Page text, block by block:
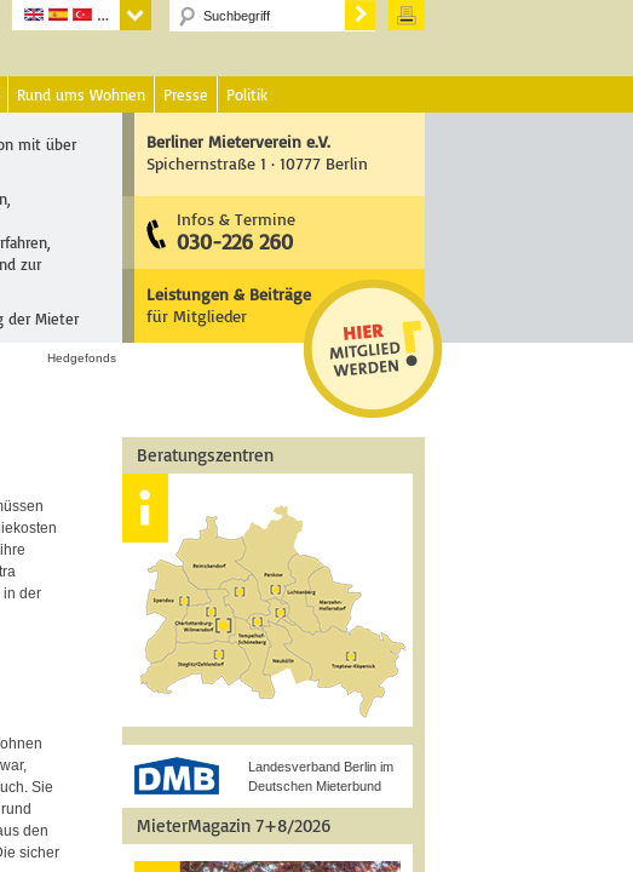
Rund ums Wohnen Presse Politik
mit über
zur
der Mieter
Berliner Mieterverein e.V.
Spichernstraße 1 · 10777 Berlin
Infos & Termine
030-226 260
Leistungen & Beiträge
für Mitglieder
Hedgefonds
in der
Sie
den
sicher
Beratungszentren
Landesverband Berlin im
Deutschen Mieterbund
MieterMagazin 7+8/2026